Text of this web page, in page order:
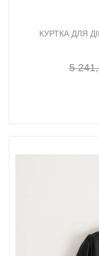
КУРТКА ДЛЯ
5